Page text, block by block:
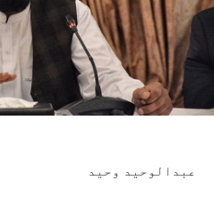
عبدالوحید وحيد